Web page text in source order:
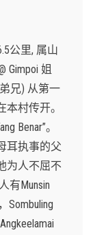
公里, 属山
Gimpoi 姐
弟兄) 从第一
村传开。
Benar”。
耳执事的父
为人不屈不
有Munsin
Sombuling